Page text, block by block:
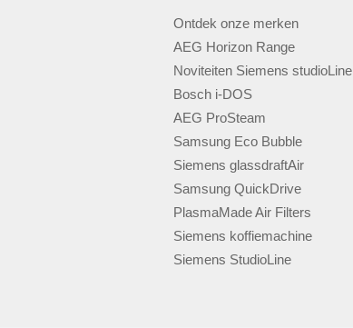
Ontdek onze merken
AEG Horizon Range
Noviteiten Siemens studioLine
Bosch i-DOS
AEG ProSteam
Samsung Eco Bubble
Siemens glassdraftAir
Samsung QuickDrive
PlasmaMade Air Filters
Siemens koffiemachine
Siemens StudioLine